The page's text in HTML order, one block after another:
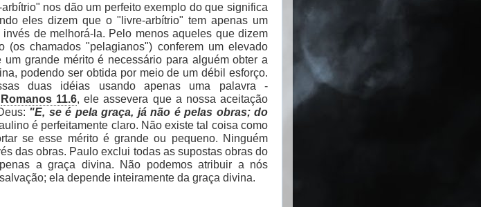
nos dão um perfeito exemplo do que significa
eles dizem que o "livre-arbítrio" tem apenas um
de melhorá-la. Pelo menos aqueles que dizem
chamados "pelagianos") conferem um elevado
grande mérito é necessário para alguém obter a
podendo ser obtida por meio de um débil esforço.
duas idéias usando apenas uma palavra -
Romanos 11.6, ele assevera que a nossa aceitação
"E, se é pela graça, já não é pelas obras; do
é perfeitamente claro. Não existe tal coisa como
se esse mérito é grande ou pequeno. Ninguém
das obras. Paulo exclui todas as supostas obras do
a graça divina. Não podemos atribuir a nós
ela depende inteiramente da graça divina.